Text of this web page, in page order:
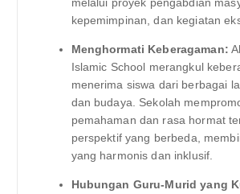
melalui proyek pengabdian
kepemimpinan, dan kegiatan
Menghormati Keberagaman:
Islamic School merangkul
menerima siswa dari berbagai
dan budaya. Sekolah
pemahaman dan rasa hormat
perspektif yang berbeda,
yang harmonis dan inklusif.
Hubungan Guru-Murid yang